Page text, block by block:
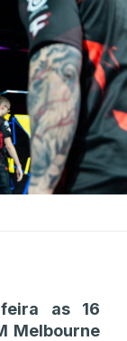
as 16
Melbourne